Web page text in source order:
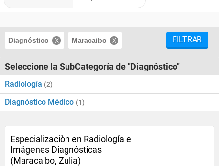
Diagnóstico Maracaibo FILTRAR
Seleccione la SubCategoría de "Diagnóstico"
Radiología (2)
Diagnóstico Médico (1)
Especializaciòn en Radiología e
Imágenes Diagnósticas
(Maracaibo, Zulia)